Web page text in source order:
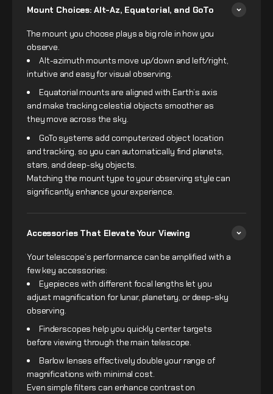
Mount Choices: Alt-Az, Equatorial, and GoTo
The mount you choose plays a big role in how you
observe.
Alt-azimuth mounts move up/down and left/right,
intuitive and easy for visual observing.
Equatorial mounts are aligned with Earth’s axis
and make tracking celestial objects smoother as
they move across the sky.
GoTo systems add computerized object location
and tracking, so you can automatically find planets,
stars, and deep-sky objects.
Matching the mount type to your observing style can
significantly enhance your experience.
Accessories That Elevate Your Viewing
Your telescope’s performance can be amplified with a
few key accessories:
Eyepieces with different focal lengths let you
adjust magnification for lunar, planetary, or deep-sky
observing.
Finderscopes help you quickly center targets
before viewing through the main telescope.
Barlow lenses effectively double your range of
magnifications with minimal cost.
Even simple filters can enhance contrast on